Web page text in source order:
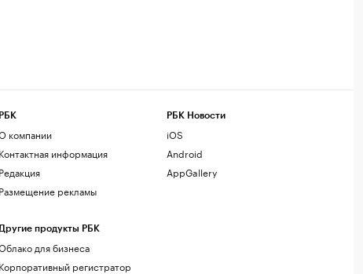
РБК
компании
Контактная информация
Редакция
Размещение рекламы
Другие продукты РБК
для бизнеса
Корпоративный регистратор
РБК Новости
iOS
Android
AppGallery